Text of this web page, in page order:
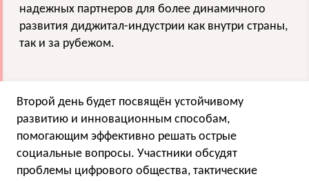
надежных партнеров для более динамичного
развития диджитал-индустрии как внутри страны,
так и за рубежом.
Второй день будет посвящён устойчивому
развитию и инновационным способам,
помогающим эффективно решать острые
социальные вопросы. Участники обсудят
проблемы цифрового общества, тактические